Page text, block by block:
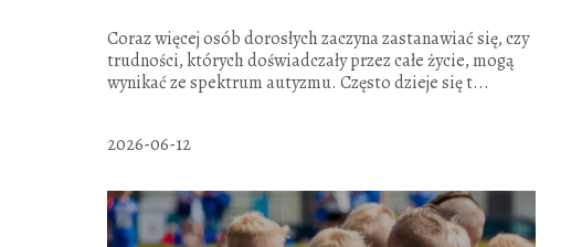
Coraz więcej osób dorosłych zaczyna zastanawiać się, czy
trudności, których doświadczały przez całe życie, mogą
wynikać ze spektrum autyzmu. Często dzieje się t...
2026-06-12